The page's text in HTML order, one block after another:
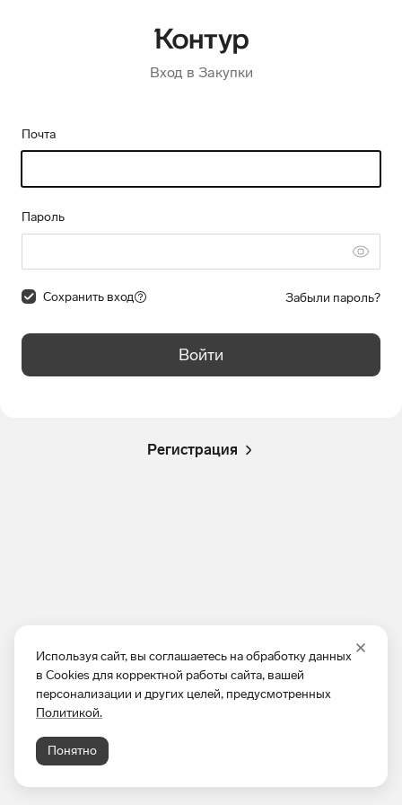
Используя сайт, вы соглашаетесь на обработку данных
в Cookies для корректной работы сайта, вашей
персонализации и других целей, предусмотренных
Политикой.
Понятно
Вход в Закупки
Почта
Пароль
Сохранить вход Забыли пароль?
Войти
Регистрация